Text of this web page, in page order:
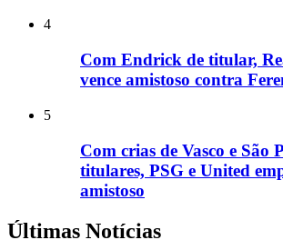
4
Com Endrick de titular,
vence amistoso contra
5
Com crias de Vasco e São
titulares, PSG e United
amistoso
Últimas Notícias